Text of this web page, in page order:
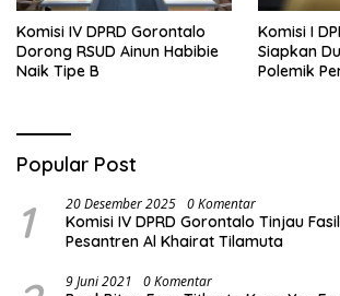
Komisi IV DPRD Gorontalo
Dorong RSUD Ainun Habibie
Naik Tipe B
Komisi I
Siapkan
Polemik
Popular Post
1 20 Desember 2025 0 Komentar
Komisi IV DPRD Gorontalo Tinjau
Pesantren Al Khairat Tilamuta
9 Juni 2021 0 Komentar